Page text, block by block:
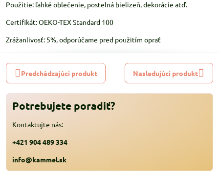
Použitie: ľahké oblečenie, postelná bielizeň, dekorácie atď.
Certifikát: OEKO-TEX Standard 100
Zrážanlivosť: 5%, odporúčame pred použitím oprať
Predchádzajúci produkt Nasledujúci produkt
Potrebujete poradiť?
Kontaktujte nás:
+421 904 489 334
info@kammel.sk